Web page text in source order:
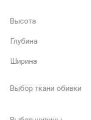
Высота
Глубина
Ширина
Выбор ткани обивки